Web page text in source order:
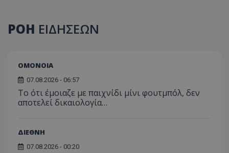
ΡΟΗ ΕΙΔΗΣΕΩΝ
ΟΜΟΝΟΙΑ
07.08.2026 - 06:57
Το ότι έμοιαζε με παιχνίδι μίνι φουτμπόλ, δεν
αποτελεί δικαιολογία…
ΔΙΕΘΝΗ
07.08.2026 - 00:20